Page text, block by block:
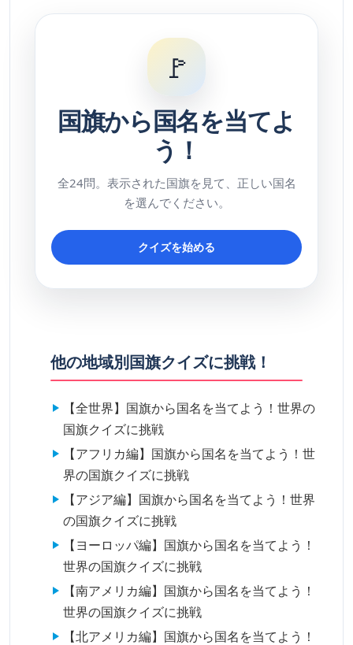
🚩
国旗から国名を当てよ
う！
全24問。表示された国旗を見て、正しい国名
を選んでください。
クイズを始める
他の地域別国旗クイズに挑戦！
【全世界】国旗から国名を当てよう！世界の
国旗クイズに挑戦
【アフリカ編】国旗から国名を当てよう！世
界の国旗クイズに挑戦
【アジア編】国旗から国名を当てよう！世界
の国旗クイズに挑戦
【ヨーロッパ編】国旗から国名を当てよう！
世界の国旗クイズに挑戦
【南アメリカ編】国旗から国名を当てよう！
世界の国旗クイズに挑戦
【北アメリカ編】国旗から国名を当てよう！